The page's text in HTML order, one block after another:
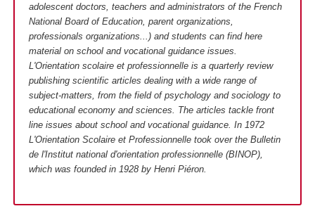
adolescent doctors, teachers and administrators of the French
National Board of Education, parent organizations,
professionals organizations...) and students can find here
material on school and vocational guidance issues.
L'Orientation scolaire et professionnelle is a quarterly review
publishing scientific articles dealing with a wide range of
subject-matters, from the field of psychology and sociology to
educational economy and sciences. The articles tackle front
line issues about school and vocational guidance. In 1972
L'Orientation Scolaire et Professionnelle took over the Bulletin
de l'Institut national d'orientation professionnelle (BINOP),
which was founded in 1928 by Henri Piéron.